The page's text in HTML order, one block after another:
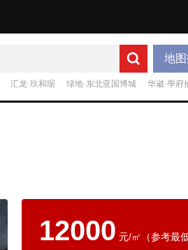
地
汇龙·玖和琚 绿地·东北亚国博城 华崴·學府
12000 元/㎡（参考最